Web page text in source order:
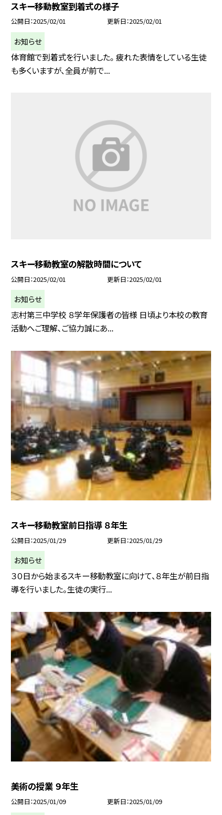
スキー移動教室到着式の様子
公開日 2025/02/01 更新日 2025/02/01
お知らせ
体育館で到着式を行いました。 疲れた表情をしている生徒
も多くいますが、全員が前で...
スキー移動教室の解散時間について
公開日 2025/02/01 更新日 2025/02/01
お知らせ
志村第三中学校 ８学年保護者の皆様 日頃より本校の教育
活動へご理解、ご協力誠にあ...
スキー移動教室前日指導 ８年生
公開日 2025/01/29 更新日 2025/01/29
お知らせ
３０日から始まるスキー移動教室に向けて、８年生が前日指
導を行いました。生徒の実行...
美術の授業 ９年生
公開日 2025/01/09 更新日 2025/01/09